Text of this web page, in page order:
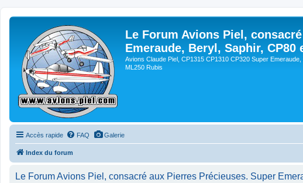
Le Forum Avions Piel,
Emeraude, Beryl, Saphir, CP80
Avions Claude Piel, CP1315 CP1310 CP320 Super
ML250 Rubis
Accès rapide FAQ Galerie
Index du forum
Le Forum Avions Piel, consacré aux Pierres Précieuses. Super